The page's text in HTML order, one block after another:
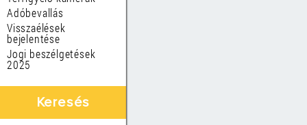
Adóbevallás
Visszaélések
bejelentése
Jogi beszélgetések
2025
Keresés